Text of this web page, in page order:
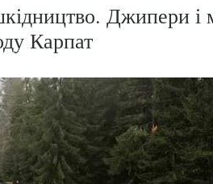
Джипери і
Карпат